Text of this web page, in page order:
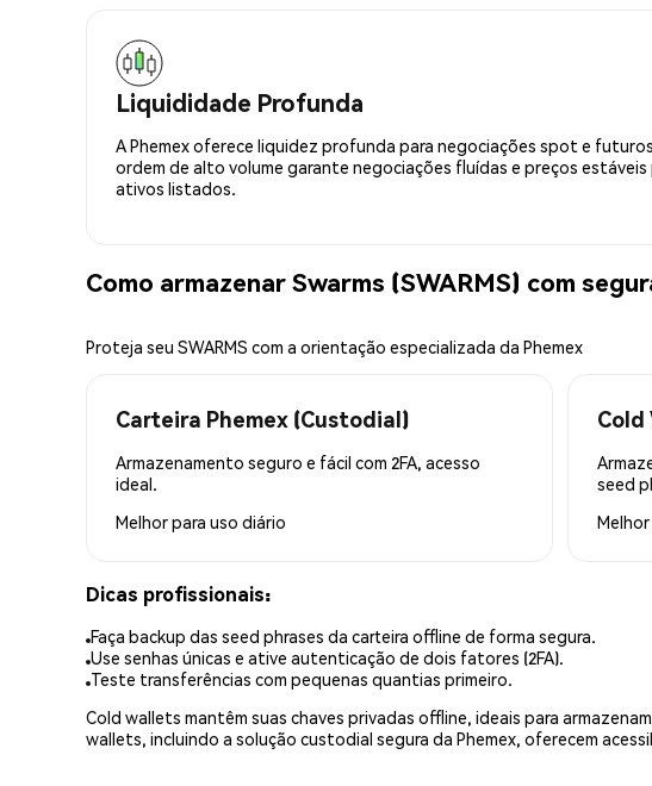
Liquididade Profunda
A Phemex oferece liquidez profunda para negociações spot e
ordem de alto volume garante negociações fluídas e preços
ativos listados.
Como armazenar Swarms (SWARMS) com
Proteja seu SWARMS com a orientação especializada da Phemex
Carteira Phemex (Custodial)
Armazenamento seguro e fácil com 2FA, acesso
ideal.
Melhor para uso diário
seed
Dicas profissionais:
Faça backup das seed phrases da carteira offline de forma segura.
Use senhas únicas e ative autenticação de dois fatores (2FA).
Teste transferências com pequenas quantias primeiro.
Cold wallets mantêm suas chaves privadas offline, ideais para
wallets, incluindo a solução custodial segura da Phemex, oferecem